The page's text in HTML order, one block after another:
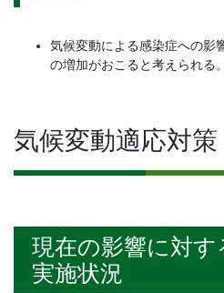
気候変動による感染症への影
の増加がおこると考えられる。
気候変動適応対策
現在の影響に対す
実施状況